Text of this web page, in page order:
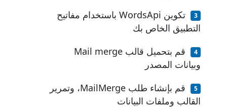
تكوين WordsApi باستخدام مفاتيح
التطبيق الخاص بك
قم بتحميل قالب Mail merge
وبيانات المصدر
قم بإنشاء طلب MailMerge، وتمرير
القالب وملفات البيانات